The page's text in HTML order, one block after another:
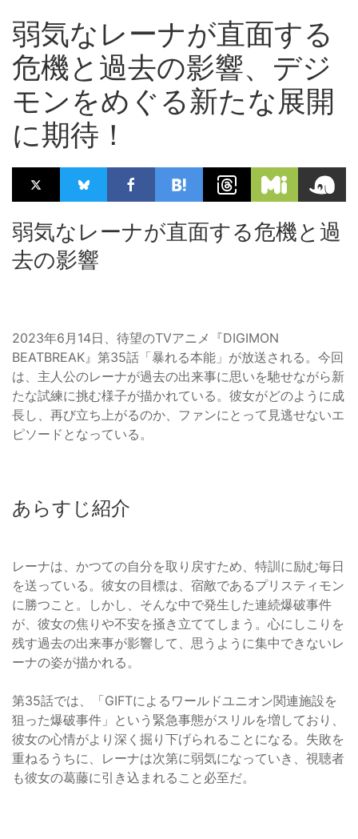
弱気なレーナが直面する
危機と過去の影響、デジ
モンをめぐる新たな展開
に期待！
弱気なレーナが直面する危機と過
去の影響
2023年6月14日、待望のTVアニメ『DIGIMON
BEATBREAK』第35話「暴れる本能」が放送される。今回
は、主人公のレーナが過去の出来事に思いを馳せながら新
たな試練に挑む様子が描かれている。彼女がどのように成
長し、再び立ち上がるのか、ファンにとって見逃せないエ
ピソードとなっている。
あらすじ紹介
レーナは、かつての自分を取り戻すため、特訓に励む毎日
を送っている。彼女の目標は、宿敵であるプリスティモン
に勝つこと。しかし、そんな中で発生した連続爆破事件
が、彼女の焦りや不安を掻き立ててしまう。心にしこりを
残す過去の出来事が影響して、思うように集中できないレ
ーナの姿が描かれる。
第35話では、「GIFTによるワールドユニオン関連施設を
狙った爆破事件」という緊急事態がスリルを増しており、
彼女の心情がより深く掘り下げられることになる。失敗を
重ねるうちに、レーナは次第に弱気になっていき、視聴者
も彼女の葛藤に引き込まれること必至だ。